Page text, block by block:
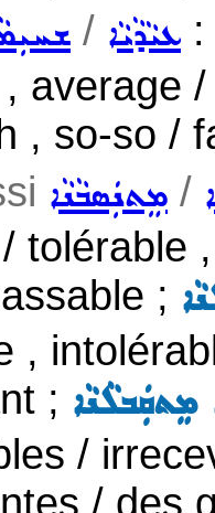
/ ܥܝܵܕܵܝܵܐ
average
, so-so /
ܡܸܬܢܲܣܒܵܢܵܐ /
tolérable
;
,
; ܡܸܬܩܲܒܠܵܢܵܐ
/
/ des